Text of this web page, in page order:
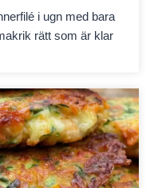
i ugn med bara
rätt som är klar